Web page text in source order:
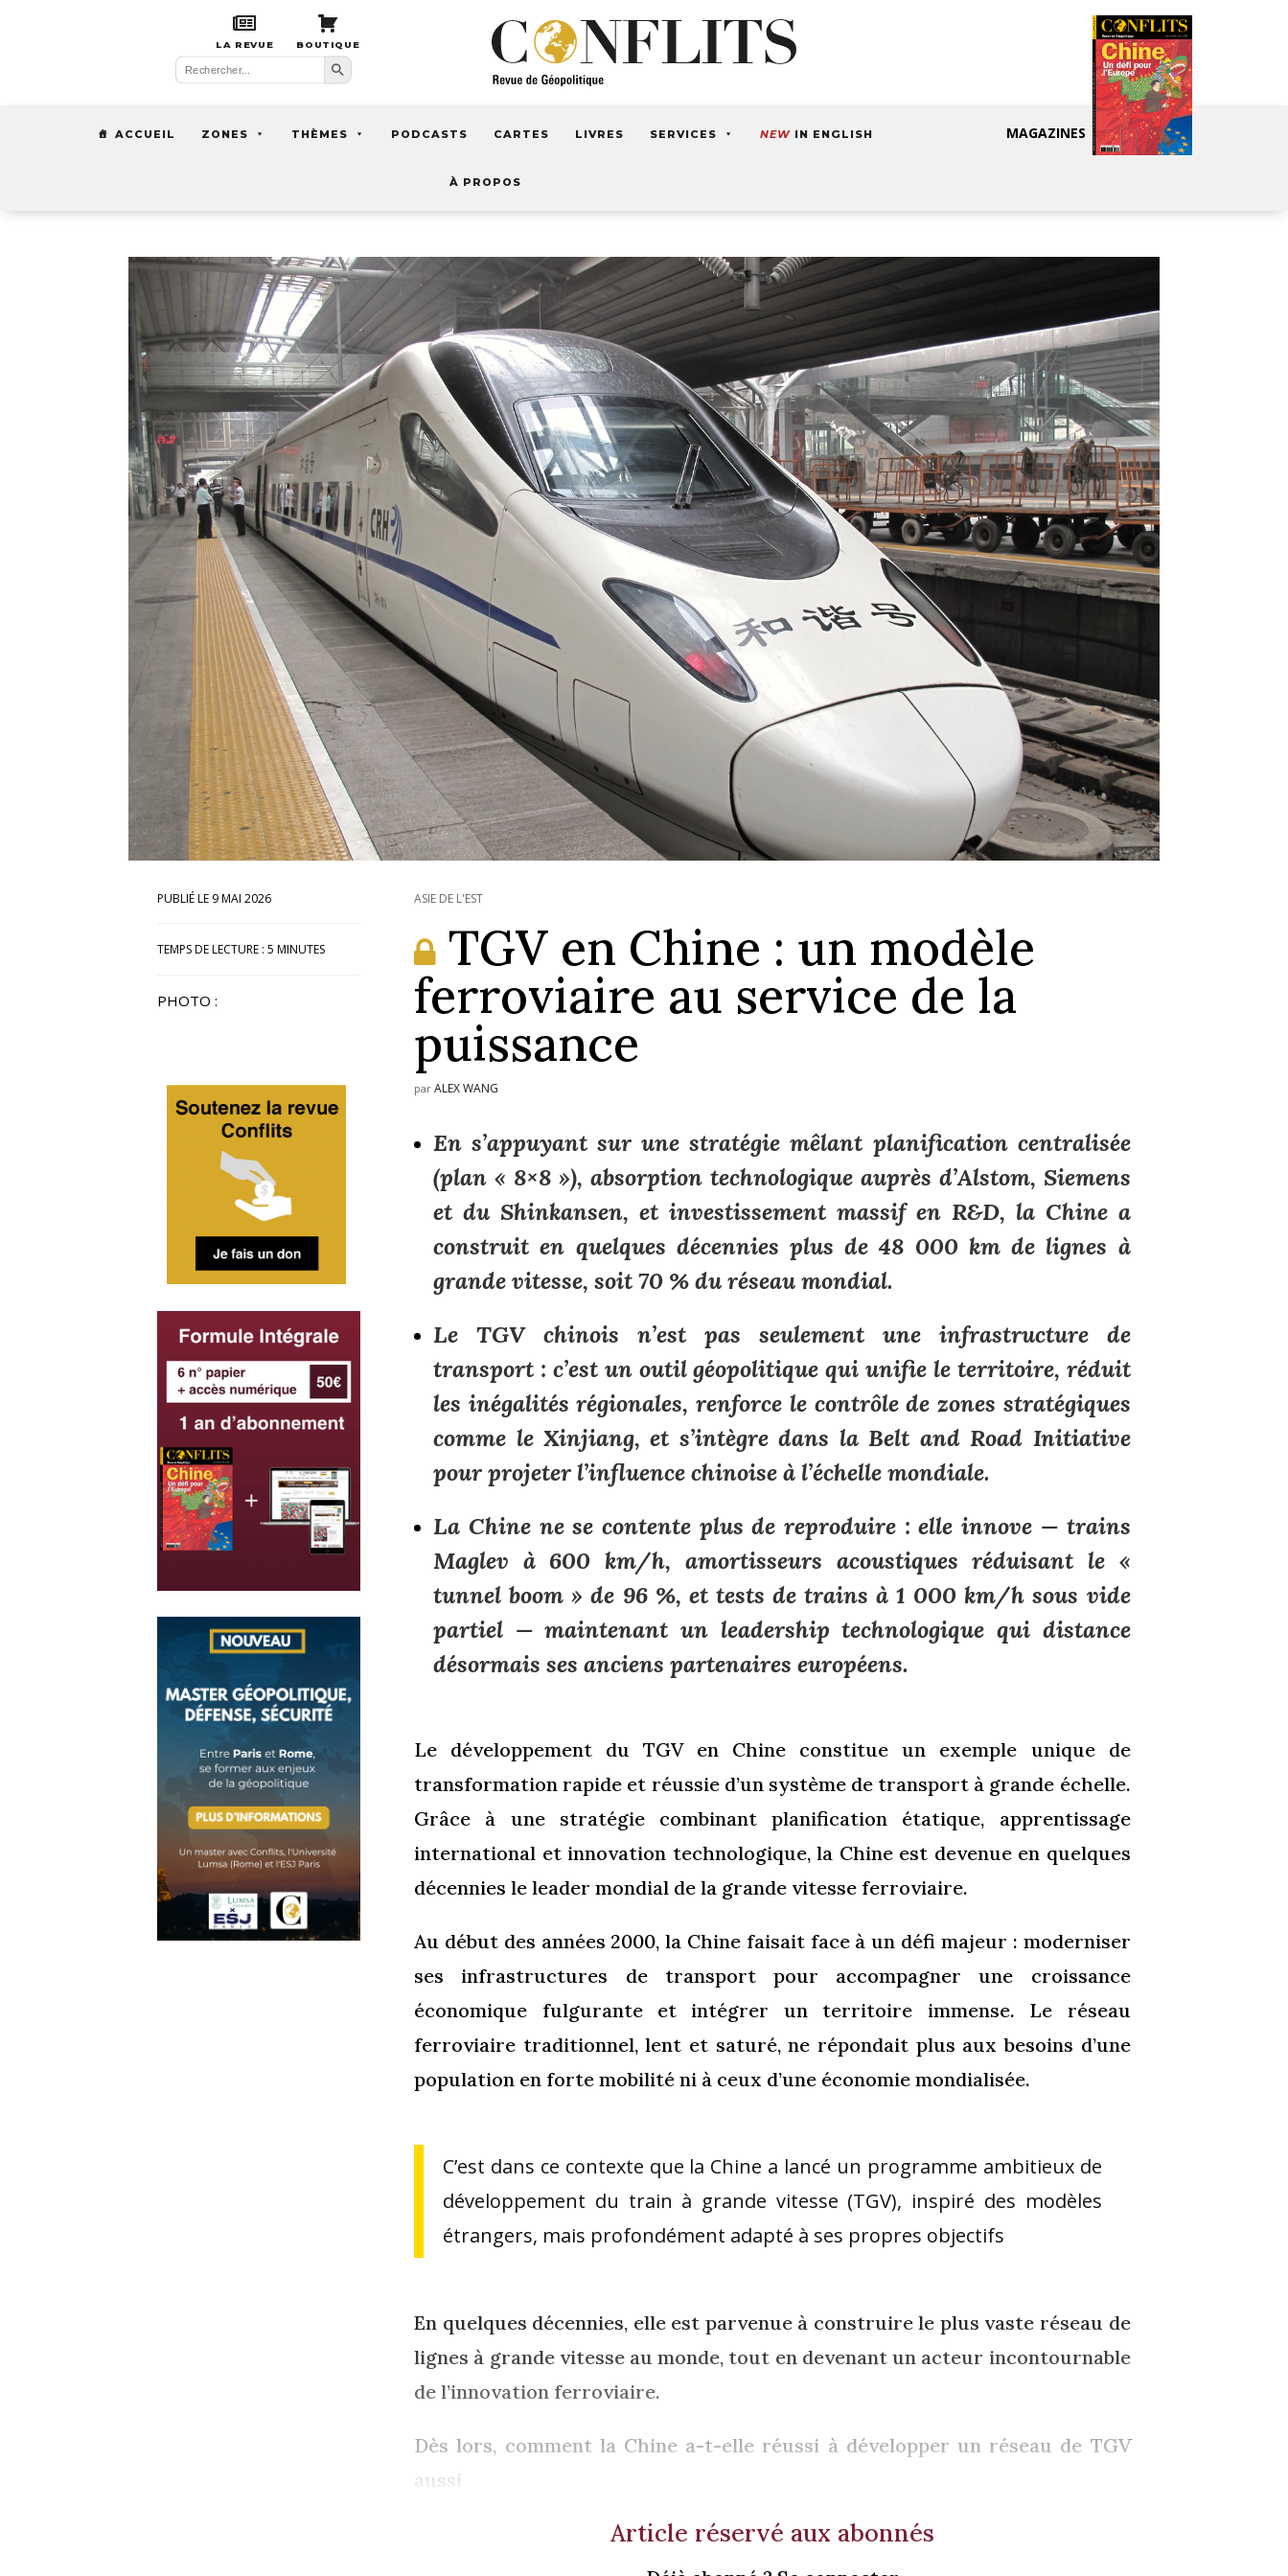
LA REVUE BOUTIQUE
Search
for:
Search Button
ACCUEIL ZONES THÈMES PODCASTS CARTES LIVRES SERVICES NEW IN ENGLISH
À PROPOS
MAGAZINES
9 MAI 2026
TEMPS DE LECTURE : 5 MINUTES
PHOTO :
ASIE DE L'EST
TGV en Chine : un modèle
ferroviaire au service de la
puissance
parALEX WANG
En s’appuyant sur une stratégie mêlant planification centralisée
(plan « 8×8 »), absorption technologique auprès d’Alstom, Siemens
et du Shinkansen, et investissement massif en R&D, la Chine a
construit en quelques décennies plus de 48 000 km de lignes à
grande vitesse, soit 70 % du réseau mondial.
Le TGV chinois n’est pas seulement une infrastructure de
transport : c’est un outil géopolitique qui unifie le territoire, réduit
les inégalités régionales, renforce le contrôle de zones stratégiques
comme le Xinjiang, et s’intègre dans la Belt and Road Initiative
pour projeter l’influence chinoise à l’échelle mondiale.
La Chine ne se contente plus de reproduire : elle innove — trains
Maglev à 600 km/h, amortisseurs acoustiques réduisant le «
tunnel boom » de 96 %, et tests de trains à 1 000 km/h sous vide
partiel — maintenant un leadership technologique qui distance
désormais ses anciens partenaires européens.
Le développement du TGV en Chine constitue un exemple unique de
transformation rapide et réussie d’un système de transport à grande échelle.
Grâce à une stratégie combinant planification étatique, apprentissage
international et innovation technologique, la Chine est devenue en quelques
décennies le leader mondial de la grande vitesse ferroviaire.
Au début des années 2000, la Chine faisait face à un défi majeur : moderniser
ses infrastructures de transport pour accompagner une croissance
économique fulgurante et intégrer un territoire immense. Le réseau
ferroviaire traditionnel, lent et saturé, ne répondait plus aux besoins d’une
population en forte mobilité ni à ceux d’une économie mondialisée.
C’est dans ce contexte que la Chine a lancé un programme ambitieux de
développement du train à grande vitesse (TGV), inspiré des modèles
étrangers, mais profondément adapté à ses propres objectifs
En quelques décennies, elle est parvenue à construire le plus vaste réseau de
lignes à grande vitesse au monde, tout en devenant un acteur incontournable
de l’innovation ferroviaire.
Dès lors, comment la Chine a-t-elle réussi à développer un réseau de TGV
aussi
Article réservé aux abonnés